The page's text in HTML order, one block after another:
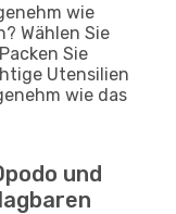
wie
Wählen Sie
Sie
Utensilien
wie das
und